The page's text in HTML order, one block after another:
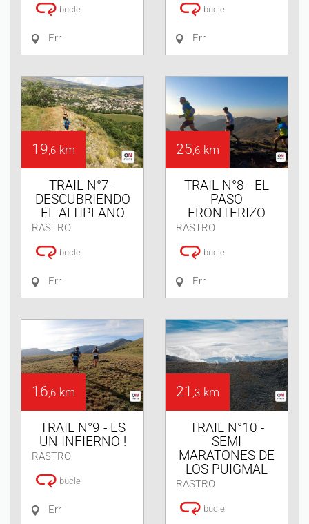
bucle
Err
bucle
Err
19 ,6 km
TRAIL N°7 -
DESCUBRIENDO
EL ALTIPLANO
RASTRO
bucle
Err
25 ,6 km
TRAIL N°8 - EL
PASO
FRONTERIZO
RASTRO
bucle
Err
16,6 km
TRAIL N°9 - ES
UN INFIERNO !
RASTRO
bucle
Err
21 ,3 km
TRAIL N°10 -
SEMI
MARATONES DE
LOS PUIGMAL
RASTRO
bucle